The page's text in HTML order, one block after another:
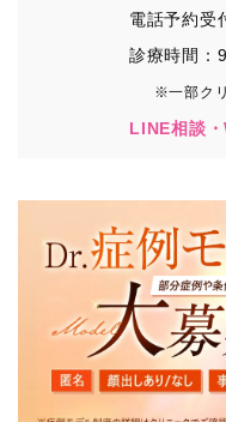
日時、閲覧履歴等に
（これには、Cookie
関する情報を含みます
③TCBグループが第三
患者様の同意を得た
・患者様の閲覧履歴、
【利用目的】
TCBグループは取得
す。
・クリニックの来院
連商品の販売、アフ
対応等のサービス提供
電話予約
診療時間：
※一部ク
LINE相談